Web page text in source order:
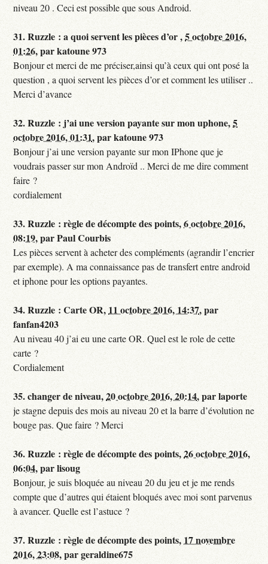
niveau 20 . Ceci est possible que sous Android.
31.Ruzzle : a quoi servent les pièces d’or ,5 octobre 2016,
01:26,parkatoune 973
Bonjour et merci de me préciser,ainsi qu’à ceux qui ont posé la
question , a quoi servent les pièces d’or et comment les utiliser ..
Merci d’avance
32.Ruzzle : j’ai une version payante sur mon uphone,5
octobre 2016, 01:31,parkatoune 973
Bonjour j’ai une version payante sur mon IPhone que je
voudrais passer sur mon Androïd .. Merci de me dire comment
faire ?
cordialement
33.Ruzzle : règle de décompte des points,6 octobre 2016,
08:19,parPaul Courbis
Les pièces servent à acheter des compléments (agrandir l’encrier
par exemple). A ma connaissance pas de transfert entre android
et iphone pour les options payantes.
34.Ruzzle : Carte OR, 11 octobre 2016, 14:37,par
fanfan4203
Au niveau 40 j’ai eu une carte OR. Quel est le role de cette
carte ?
Cordialement
35.changer de niveau,20 octobre 2016, 20:14,parlaporte
je stagne depuis des mois au niveau 20 et la barre d’évolution ne
bouge pas. Que faire ? Merci
36.Ruzzle : règle de décompte des points,26 octobre 2016,
06:04,parlisoug
Bonjour, je suis bloquée au niveau 20 du jeu et je me rends
compte que d’autres qui étaient bloqués avec moi sont parvenus
à avancer. Quelle est l’astuce ?
37.Ruzzle : règle de décompte des points, 17 novembre
2016, 23:08,pargeraldine675